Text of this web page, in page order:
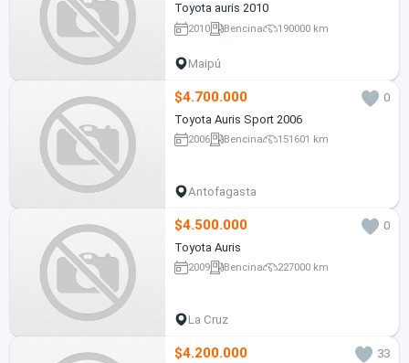
Toyota auris 2010
2010 Bencina 190000 km
Maipú
$4.700.000
0
Toyota Auris Sport 2006
2006 Bencina 151601 km
Antofagasta
$4.500.000
0
Toyota Auris
2009 Bencina 227000 km
La Cruz
$4.200.000
33